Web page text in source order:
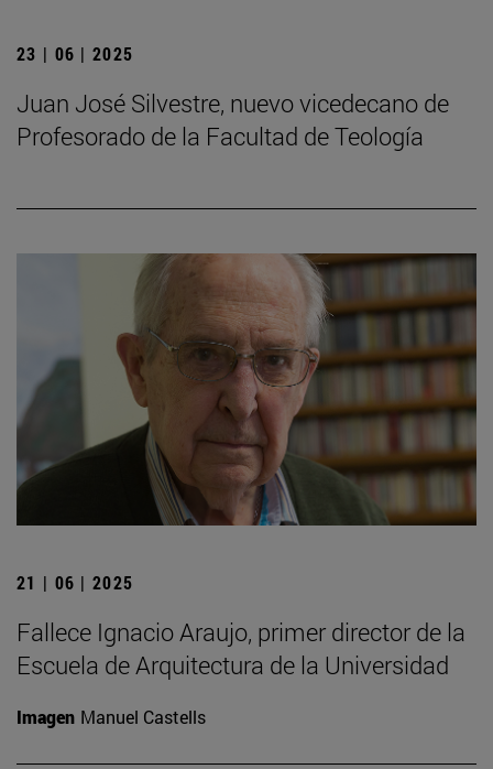
23 | 06 | 2025
Juan José Silvestre, nuevo vicedecano de
Profesorado de la Facultad de Teología
21 | 06 | 2025
Fallece Ignacio Araujo, primer director de la
Escuela de Arquitectura de la Universidad
Imagen Manuel Castells